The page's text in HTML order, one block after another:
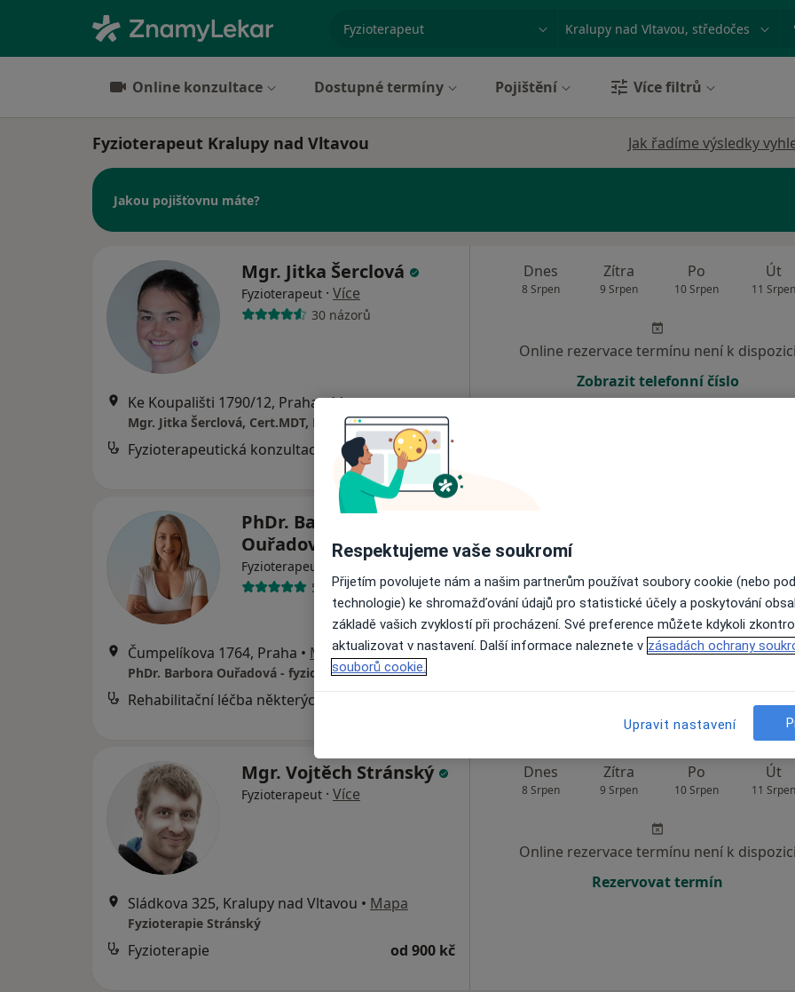
Online konzultace Dostupné termíny Pojištění Více filtrů
Fyzioterapeut Kralupy nad Vltavou Jak řadíme výsledky
Jakou pojišťovnu máte?
Mgr. Jitka Šerclová
Fyzioterapeut · Více
30 názorů
Ke Koupališti 1790/12, Praha•Mapa
Mgr. Jitka Šerclová, Cert.MDT, Fyzioterapie pro Vás
Fyzioterapeutická konzultace 1 000 Kč
Dnes
8 Srpen
Zítra
9 Srpen
Po
10 Srpen
Út
11 Srpen
Online rezervace termínu není k dispozici
Zobrazit telefonní číslo
PhDr. Barbora
Ouřadová
Fyzioterapeut
5 názorů
Čumpelíkova 1764, Praha • Mapa
PhDr. Barbora Ouřadová - fyzioterapie
Online rezervace termínu není k
Rezervovat termín
Mgr. Vojtěch Stránský
Fyzioterapeut · Více
Sládkova 325, Kralupy nad Vltavou • Mapa
Fyzioterapie Stránský
Fyzioterapie od 900 kč
Dnes
8 Srpen
Zítra
9 Srpen
Po
10 Srpen
Út
11 Srpen
Online rezervace termínu není k dispozici
Rezervovat termín
Respektujeme vaše soukromí
Přijetím povolujete nám a našim partnerům používat soubory cookie (nebo
technologie) ke shromažďování údajů pro statistické účely a poskytování
základě vašich zvyklostí při procházení. Své preference můžete kdykoli
aktualizovat v nastavení. Další informace naleznete v zásadách ochrany
souborů cookie.
Upravit nastavení